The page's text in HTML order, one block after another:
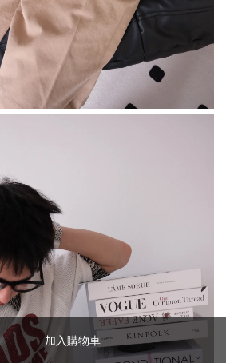
加入購物車